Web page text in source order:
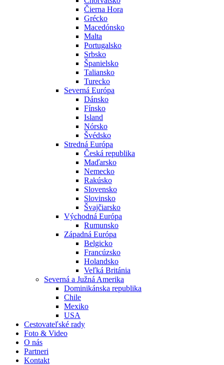
Čierna Hora
Grécko
Macedónsko
Malta
Portugalsko
Srbsko
Španielsko
Taliansko
Turecko
Severná Európa
Dánsko
Fínsko
Island
Nórsko
Švédsko
Stredná Európa
Česká republika
Maďarsko
Nemecko
Rakúsko
Slovensko
Slovinsko
Švajčiarsko
Východná Európa
Rumunsko
Západná Európa
Belgicko
Francúzsko
Holandsko
Veľká Británia
Severná a Južná Amerika
Dominikánska republika
Chile
Mexiko
USA
Cestovateľské rady
Foto & Video
O nás
Partneri
Kontakt